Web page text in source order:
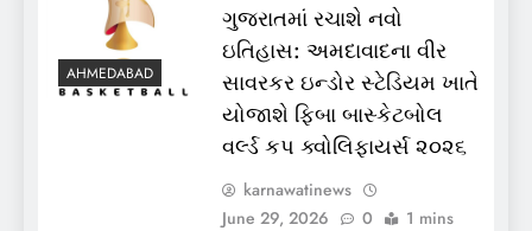
AHMEDABAD
ગુજરાતમાં રચાશે નવો
ઇતિહાસ: અમદાવાદના વીર
સાવરકર ઇન્ડોર સ્ટેડિયમ ખાતે
યોજાશે ફિબા બાસ્કેટબોલ
વર્લ્ડ કપ ક્વોલિફાયર્સ ૨૦૨૬
karnawatinews
June 29, 2026
0 1 mins